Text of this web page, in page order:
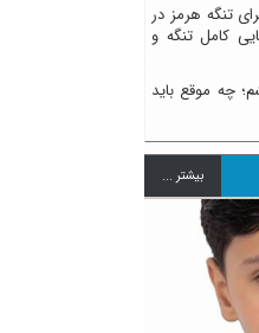
برای تنگه هرمز در
کامل تنگه و
چه موقع باید
بيشتر ...